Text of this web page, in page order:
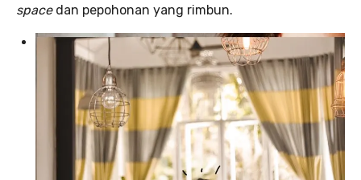
spacedan pepohonan yang rimbun.